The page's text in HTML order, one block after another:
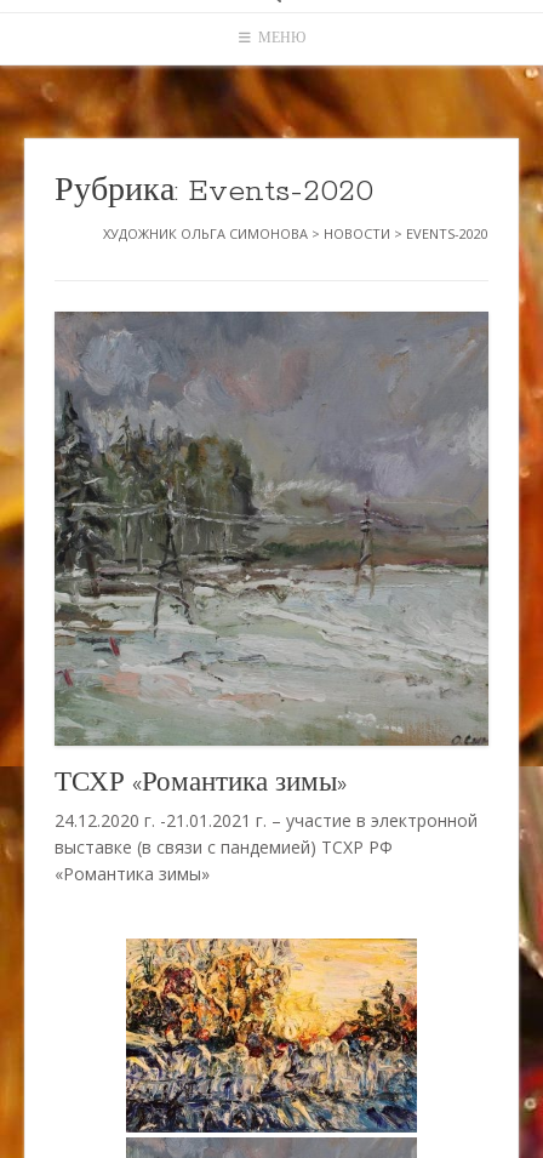
МЕНЮ
Рубрика: Events-2020
ХУДОЖНИК ОЛЬГА СИМОНОВА > НОВОСТИ > EVENTS-2020
ТСХР «Романтика зимы»
24.12.2020 г. -21.01.2021 г. – участие в электронной
выставке (в связи с пандемией) ТСХР РФ
«Романтика зимы»